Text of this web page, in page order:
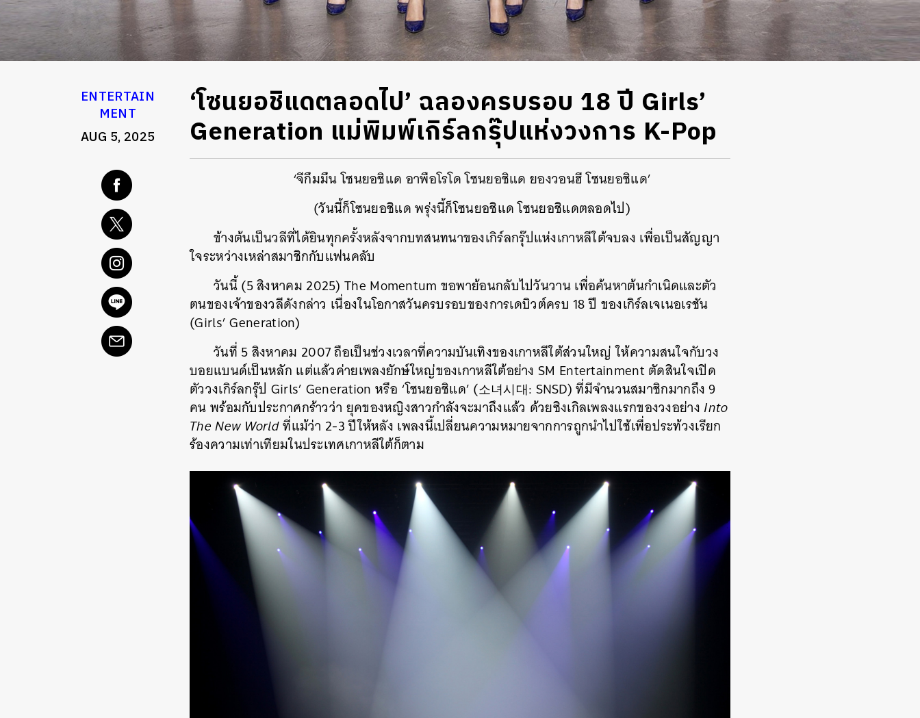
ENTERTAIN
MENT
AUG 5, 2025
‘โซนยอชิแดตลอดไป’ ฉลองครบรอบ 18 ปี Girls’
Generation แม่พิมพ์เกิร์ลกรุ๊ปแห่งวงการ K-Pop
‘จีกึมมึน โซนยอชิแด อาพือโรโด โซนยอชิแด ยองวอนฮี โซนยอชิแด’
(วันนี้ก็โซนยอชิแด พรุ่งนี้ก็โซนยอชิแด โซนยอชิแดตลอดไป)
ข้างต้นเป็นวลีที่ได้ยินทุกครั้งหลังจากบทสนทนาของเกิร์ลกรุ๊ปแห่งเกาหลีใต้จบลง เพื่อเป็นสัญญา
ใจระหว่างเหล่าสมาชิกกับแฟนคลับ
วันนี้ (5 สิงหาคม 2025) The Momentum ขอพาย้อนกลับไปวันวาน เพื่อค้นหาต้นกำเนิดและตัว
ตนของเจ้าของวลีดังกล่าว เนื่องในโอกาสวันครบรอบของการเดบิวต์ครบ 18 ปี ของเกิร์ลเจเนอเรชัน
(Girls’ Generation)
วันที่ 5 สิงหาคม 2007 ถือเป็นช่วงเวลาที่ความบันเทิงของเกาหลีใต้ส่วนใหญ่ ให้ความสนใจกับวง
บอยแบนด์เป็นหลัก แต่แล้วค่ายเพลงยักษ์ใหญ่ของเกาหลีใต้อย่าง SM Entertainment ตัดสินใจเปิด
ตัววงเกิร์ลกรุ๊ป Girls’ Generation หรือ ‘โซนยอชิแด’ (소녀시대: SNSD) ที่มี​จำนวนสมาชิกมากถึง 9
คน พร้อมกับประกาศกร้าวว่า ยุคของหญิงสาวกำลังจะมาถึงแล้ว ด้วยซิงเกิลเพลงแรกของวงอย่าง Into
The New Worldที่แม้ว่า 2-3 ปีให้หลัง เพลงนี้เปลี่ยนความหมายจากการถูกนำไปใช้เพื่อประท้วงเรียก
ร้องความเท่าเทียมในประเทศเกาหลีใต้ก็ตาม